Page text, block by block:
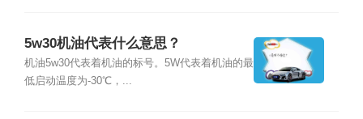
5w30机油代表什么意思？
机油5w30代表着机油的标号。5W代表着机油的最
低启动温度为-30℃，...